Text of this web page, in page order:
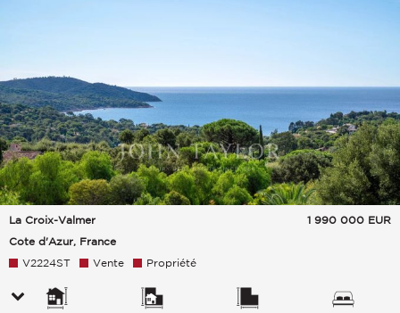
La Croix-Valmer
Cote d'Azur, France
1 990 000 EUR
V2224ST Vente Propriété